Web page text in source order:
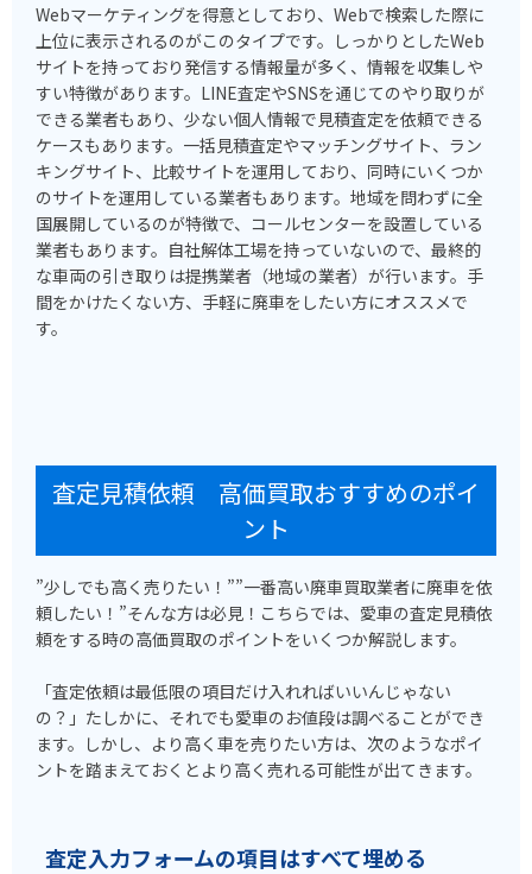
Webマーケティングを得意としており、Webで検索した際に
上位に表示されるのがこのタイプです。しっかりとしたWeb
サイトを持っており発信する情報量が多く、情報を収集しや
すい特徴があります。LINE査定やSNSを通じてのやり取りが
できる業者もあり、少ない個人情報で見積査定を依頼できる
ケースもあります。一括見積査定やマッチングサイト、ラン
キングサイト、比較サイトを運用しており、同時にいくつか
のサイトを運用している業者もあります。地域を問わずに全
国展開しているのが特徴で、コールセンターを設置している
業者もあります。自社解体工場を持っていないので、最終的
な車両の引き取りは提携業者（地域の業者）が行います。手
間をかけたくない方、手軽に廃車をしたい方にオススメで
す。
査定見積依頼 高価買取おすすめのポイ
ント
”少しでも高く売りたい！””一番高い廃車買取業者に廃車を依
頼したい！”そんな方は必見！こちらでは、愛車の査定見積依
頼をする時の高価買取のポイントをいくつか解説します。
「査定依頼は最低限の項目だけ入れればいいんじゃない
の？」たしかに、それでも愛車のお値段は調べることができ
ます。しかし、より高く車を売りたい方は、次のようなポイ
ントを踏まえておくとより高く売れる可能性が出てきます。
査定入力フォームの項目はすべて埋める